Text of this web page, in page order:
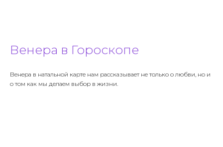
Венера в Гороскопе
Венера в натальной карте нам рассказывает не только о любви, но и
о том как мы делаем выбор в жизни.